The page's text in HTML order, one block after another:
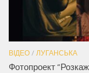
ВІДЕО / ЛУГАНСЬКА
Фотопроект